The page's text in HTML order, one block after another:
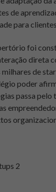
de
para
foi
direta
de
poder
passa pelo